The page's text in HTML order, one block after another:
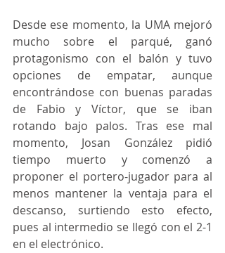
Desde ese momento, la UMA mejoró
mucho sobre el parqué, ganó
protagonismo con el balón y tuvo
opciones de empatar, aunque
encontrándose con buenas paradas
de Fabio y Víctor, que se iban
rotando bajo palos. Tras ese mal
momento, Josan González pidió
tiempo muerto y comenzó a
proponer el portero-jugador para al
menos mantener la ventaja para el
descanso, surtiendo esto efecto,
pues al intermedio se llegó con el 2-1
en el electrónico.